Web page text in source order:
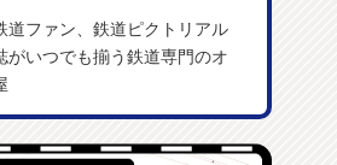
道ファン、鉄道ピクトリアル
がいつでも揃う鉄道専門のオ